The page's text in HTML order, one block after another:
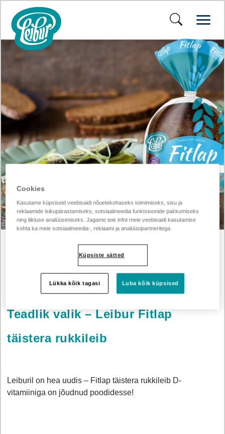
Teadlik valik!
Teadlik valik – Leibur Fitlap
täistera rukkileib
Leiburil on hea uudis – Fitlap täistera rukkileib D-
vitamiiniga on jõudnud poodidesse!
Cookies
Kasutame küpsiseid veebisaidi nõuetekohaseks toimimiseks, sisu ja
reklaamide isikupärastamiseks, sotsiaalmeedia funktsioonide pakkumiseks
ning liikluse analüüsimiseks. Jagame teie infot meie veebisaidi kasutamise
kohta ka meie sotsiaalmeedia-, reklaami ja analüüsipartneritega.
Küpsiste sätted
Lükka kõik tagasi Luba kõik küpsised